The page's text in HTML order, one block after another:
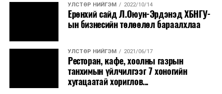
УЛСТӨР НИЙГЭМ 2022/10/14
Ерөнхий сайд Л.Оюун-Эрдэнэд ХБНГУ-
ын бизнесийн төлөөлөл бараалхлаа
УЛСТӨР НИЙГЭМ 2021/06/17
Ресторан, кафе, хоолны газрын
танхимын үйлчилгээг 7 хоногийн
хугацаатай хориглов...